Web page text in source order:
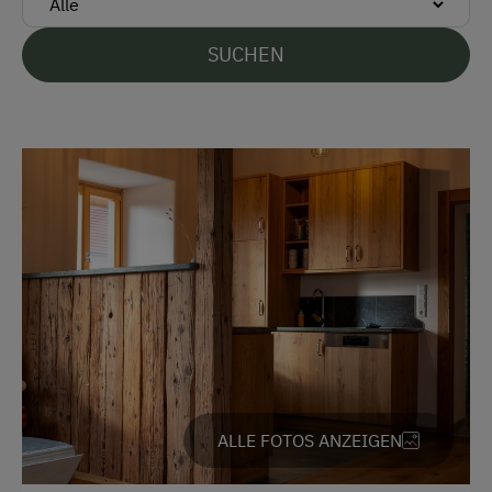
Vor Ort gesprochene Sprachen
Deutsch
Englisch
Französisch
Parken
Kostenlose Parkplätze
Radunterstellmöglichkeit
SUCHEN
ALLE FOTOS ANZEIGEN